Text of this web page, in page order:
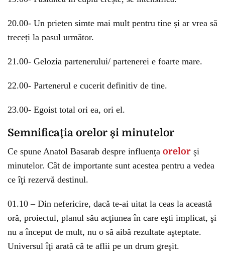
20.00- Un prieten simte mai mult pentru tine și ar vrea să
treceți la pasul următor.
21.00- Gelozia partenerului/ partenerei e foarte mare.
22.00- Partenerul e cucerit definitiv de tine.
23.00- Egoist total ori ea, ori el.
Semnificaţia orelor şi minutelor
Ce spune Anatol Basarab despre influenţa orelor şi
minutelor. Cât de importante sunt acestea pentru a vedea
ce îţi rezervă destinul.
01.10 – Din nefericire, dacă te-ai uitat la ceas la această
oră, proiectul, planul său acţiunea în care eşti implicat, şi
nu a început de mult, nu o să aibă rezultate aşteptate.
Universul îţi arată că te aflii pe un drum greşit.